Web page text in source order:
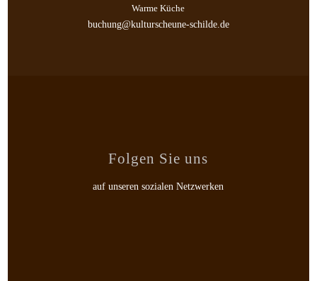
Warme Küche
buchung@kulturscheune-schilde.de
Folgen Sie uns
auf unseren sozialen Netzwerken